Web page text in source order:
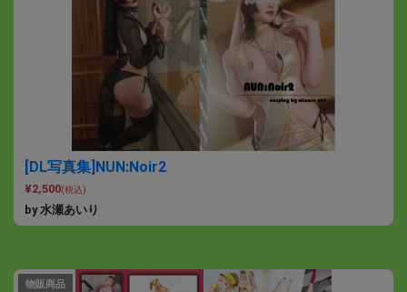
[DL写真集]NUN:Noir2
¥2,500(税込)
by 水瀬あいり
物販商品